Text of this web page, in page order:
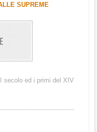
SUPREME
secolo ed i primi del XIV